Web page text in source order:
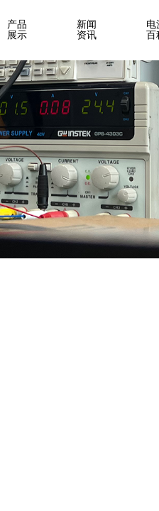
产品
展示
新闻
资讯 百